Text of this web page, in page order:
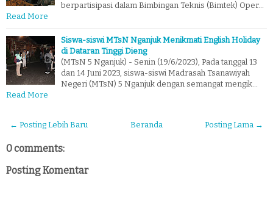
berpartisipasi dalam Bimbingan Teknis (Bimtek) Oper…
Read More
Siswa-siswi MTsN Nganjuk Menikmati English Holiday
di Dataran Tinggi Dieng
(MTsN 5 Nganjuk) - Senin (19/6/2023), Pada tanggal 13
dan 14 Juni 2023, siswa-siswi Madrasah Tsanawiyah
Negeri (MTsN) 5 Nganjuk dengan semangat mengik…
Read More
← Posting Lebih Baru Posting Lama →
Beranda
0 comments:
Posting Komentar